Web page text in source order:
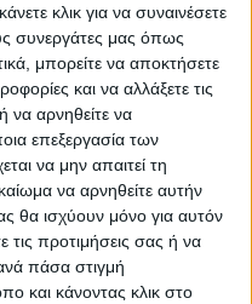
κλικ για να συναινέσετε
συνεργάτες μας όπως
μπορείτε να αποκτήσετε
και να αλλάξετε τις
να αρνηθείτε να
επεξεργασία των
να μην απαιτεί τη
να αρνηθείτε αυτήν
θα ισχύουν μόνο για αυτόν
τις προτιμήσεις σας ή να
πάσα στιγμή
και κάνοντας κλικ στο
έστειλαν πάνω
στο
ψηφίσουμε με
το καλύτερο
μας.
ζητήσουμε από
προβούν σε μία